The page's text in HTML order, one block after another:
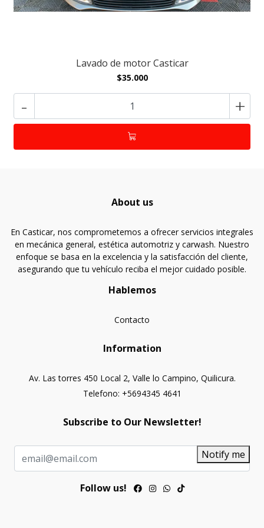
Lavado de motor Casticar
$35.000
- +
About us
En Casticar, nos comprometemos a ofrecer servicios integrales
en mecánica general, estética automotriz y carwash. Nuestro
enfoque se basa en la excelencia y la satisfacción del cliente,
asegurando que tu vehículo reciba el mejor cuidado posible.
Hablemos
Contacto
Information
Av. Las torres 450 Local 2, Valle lo Campino, Quilicura.
Telefono: +5694345 4641
Subscribe to Our Newsletter!
Notify me
Follow us!